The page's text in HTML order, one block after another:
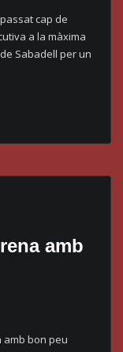
cap de
a la màxima
Sabadell per un
amb
amb bon peu